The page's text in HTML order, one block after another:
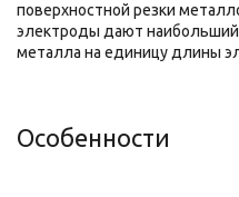
поверхностной резки
электроды дают
металла на единицу длины
Особенности